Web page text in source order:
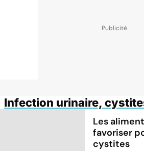
Infection urinaire,
Les
favoriser
cystites